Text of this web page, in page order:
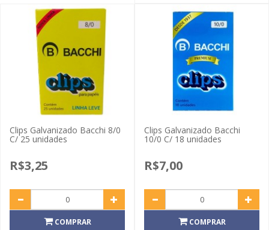
Clips Galvanizado Bacchi 8/0
C/ 25 unidades
R$3,25
COMPRAR
Clips Galvanizado Bacchi
10/0 C/ 18 unidades
R$7,00
COMPRAR